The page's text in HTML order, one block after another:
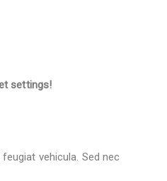
settings!
vehicula. Sed nec